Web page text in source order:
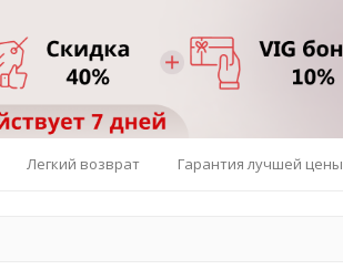
Легкий возврат Гарантия лучшей цены